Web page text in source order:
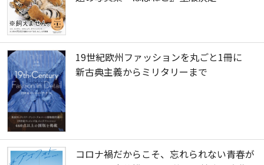
19世紀欧州ファッションを丸ごと1冊に
新古典主義からミリタリーまで
コロナ禍だからこそ、忘れられない青春が